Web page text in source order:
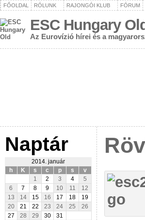
FŐOLDAL RÓLUNK RAJONGÓI KLUB FÓRUM
ESC Hungary
Az Eurovízió hírei és a
Naptár
2014. január
h
K s c p s
v
1
2 3 4
5
6
7 8 9 10 11
12
13
14 15 16 17 18
19
20
21 22 23 24 25
26
27
28 29 30 31